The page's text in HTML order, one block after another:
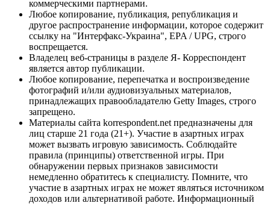
коммерческими партнерами.
Любое копирование, публикация, републикация и
другое распространение информации, которое содержит
ссылку на "Интерфакс-Украина", EPA / UPG, строго
воспрещается.
Владелец веб-страницы в разделе Я- Корреспондент
является автор публикации.
Любое копирование, перепечатка и воспроизведение
фотографий и/или аудиовизуальных материалов,
принадлежащих правообладателю Getty Images, строго
запрещено.
Материалы сайта korrespondent.net предназначены для
лиц старше 21 года (21+). Участие в азартных играх
может вызвать игровую зависимость. Соблюдайте
правила (принципы) ответственной игры. При
обнаружении первых признаков зависимости
немедленно обратитесь к специалисту. Помните, что
участие в азартных играх не может являться источником
доходов или альтернативой работе. Информационный